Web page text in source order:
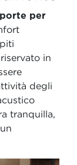
porte per
in
degli
tranquilla,